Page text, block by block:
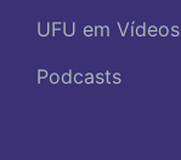
UFU em Vídeos
Podcasts